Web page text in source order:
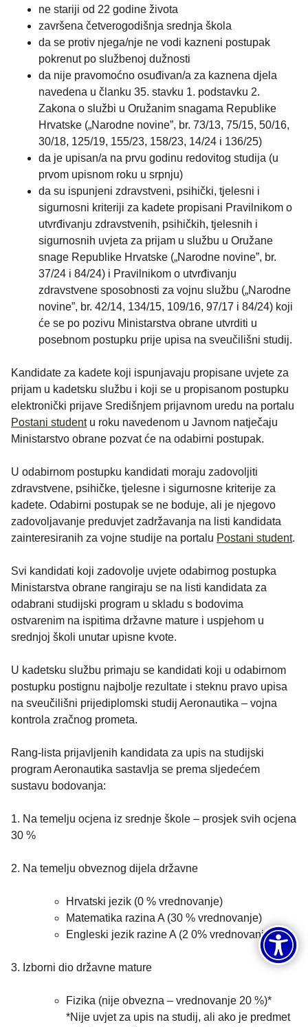
ne stariji od 22 godine života
završena četverogodišnja srednja škola
da se protiv njega/nje ne vodi kazneni postupak
pokrenut po službenoj dužnosti
da nije pravomoćno osuđivan/a za kaznena djela
navedena u članku 35. stavku 1. podstavku 2.
Zakona o službi u Oružanim snagama Republike
Hrvatske („Narodne novine”, br. 73/13, 75/15, 50/16,
30/18, 125/19, 155/23, 158/23, 14/24 i 136/25)
da je upisan/a na prvu godinu redovitog studija (u
prvom upisnom roku u srpnju)
da su ispunjeni zdravstveni, psihički, tjelesni i
sigurnosni kriteriji za kadete propisani Pravilnikom o
utvrđivanju zdravstvenih, psihičkih, tjelesnih i
sigurnosnih uvjeta za prijam u službu u Oružane
snage Republike Hrvatske („Narodne novine”, br.
37/24 i 84/24) i Pravilnikom o utvrđivanju
zdravstvene sposobnosti za vojnu službu („Narodne
novine”, br. 42/14, 134/15, 109/16, 97/17 i 84/24) koji
će se po pozivu Ministarstva obrane utvrditi u
posebnom postupku prije upisa na sveučilišni studij.
Kandidate za kadete koji ispunjavaju propisane uvjete za
prijam u kadetsku službu i koji se u propisanom postupku
elektronički prijave Središnjem prijavnom uredu na portalu
Postani studentu roku navedenom u Javnom natječaju
Ministarstvo obrane pozvat će na odabirni postupak.
U odabirnom postupku kandidati moraju zadovoljiti
zdravstvene, psihičke, tjelesne i sigurnosne kriterije za
kadete. Odabirni postupak se ne boduje, ali je njegovo
zadovoljavanje preduvjet zadržavanja na listi kandidata
zainteresiranih za vojne studije na portalu Postani student.
Svi kandidati koji zadovolje uvjete odabirnog postupka
Ministarstva obrane rangiraju se na listi kandidata za
odabrani studijski program u skladu s bodovima
ostvarenim na ispitima državne mature i uspjehom u
srednjoj školi unutar upisne kvote.
U kadetsku službu primaju se kandidati koji u odabirnom
postupku postignu najbolje rezultate i steknu pravo upisa
na sveučilišni prijediplomski studij Aeronautika – vojna
kontrola zračnog prometa.
Rang-lista prijavljenih kandidata za upis na studijski
program Aeronautika sastavlja se prema sljedećem
sustavu bodovanja:
1. Na temelju ocjena iz srednje škole – prosjek svih ocjena
30 %
2. Na temelju obveznog dijela državne
Hrvatski jezik (0 % vrednovanje)
Matematika razina A (30 % vrednovanje)
Engleski jezik razine A (2 0% vrednovanje)
3. Izborni dio državne mature
Fizika (nije obvezna – vrednovanje 20 %)*
*Nije uvjet za upis na studij, ali ako je predmet